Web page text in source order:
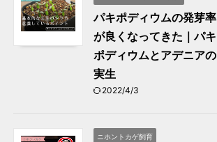
パキポディウムの発芽率
が良くなってきた｜パキ
ポディウムとアデニアの
実生
2022/4/3
ニホントカゲ飼育